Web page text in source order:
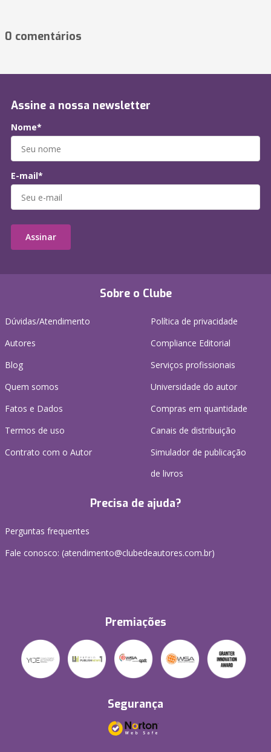
0 comentários
Sobre o Clube
Dúvidas/Atendimento
Autores
Blog
Quem somos
Fatos e Dados
Termos de uso
Contrato com o Autor
Política de privacidade
Compliance Editorial
Serviços profissionais
Universidade do autor
Compras em quantidade
Canais de distribuição
Simulador de publicação
de livros
Precisa de ajuda?
Perguntas frequentes
Fale conosco: (atendimento@clubedeautores.com.br)
Premiações
Segurança
Assine a nossa newsletter
Nome*
E-mail*
Assinar